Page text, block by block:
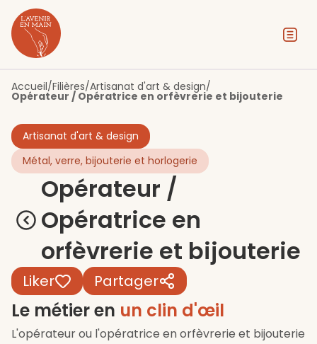
Contenu
Menu
Pied de page
Accueil/Filières/Artisanat d'art & design/
Opérateur / Opératrice en orfèvrerie et bijouterie
Artisanat d'art & design
Métal, verre, bijouterie et horlogerie
Opérateur /
Opératrice en
orfèvrerie et bijouterie
Liker Partager
Le métier en un clin d'œil
L'opérateur ou l'opératrice en orfèvrerie et bijouterie